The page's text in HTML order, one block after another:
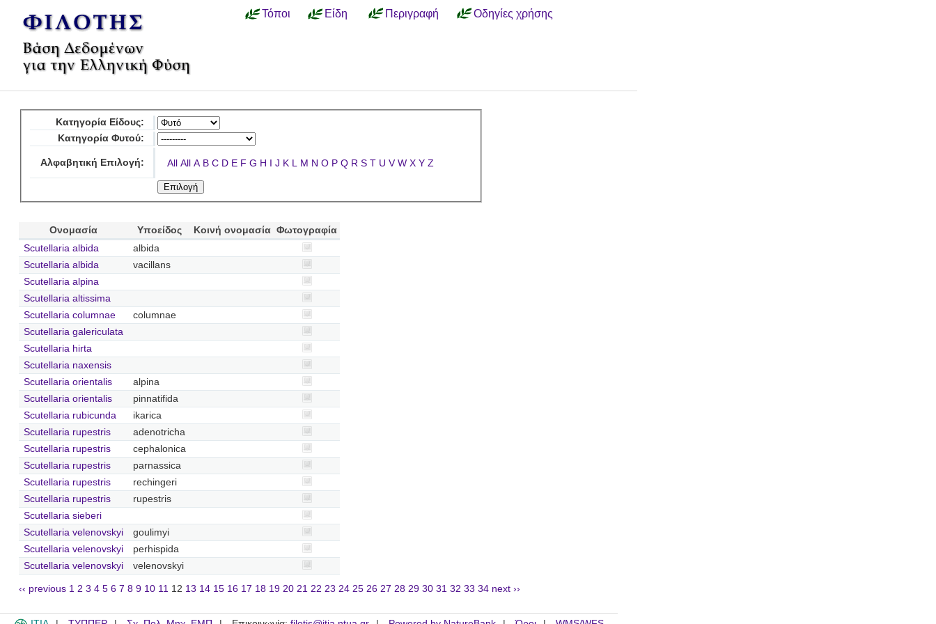
Τόποι Είδη Περιγραφή Οδηγίες χρήσης
Κατηγορία Είδους:
Κατηγορία Φυτού:
Αλφαβητική Επιλογή: All All A B C D E F G H I J K L M N O P Q R S T U V W X Y Z
Ονομασία Υποείδος Κοινή ονομασία Φωτογραφία
Scutellaria albida
albida
Scutellaria albida
vacillans
Scutellaria alpina
Scutellaria altissima
Scutellaria columnae
columnae
Scutellaria galericulata
Scutellaria hirta
Scutellaria naxensis
Scutellaria orientalis
alpina
Scutellaria orientalis
pinnatifida
Scutellaria rubicunda
ikarica
Scutellaria rupestris
adenotricha
Scutellaria rupestris
cephalonica
Scutellaria rupestris
parnassica
Scutellaria rupestris
rechingeri
Scutellaria rupestris
rupestris
Scutellaria sieberi
Scutellaria velenovskyi
goulimyi
Scutellaria velenovskyi
perhispida
Scutellaria velenovskyi
velenovskyi
‹‹ previous 1 2 3 4 5 6 7 8 9 10 11 12 13 14 15 16 17 18 19 20 21 22 23 24 25 26 27 28 29 30 31 32 33 34 next ››